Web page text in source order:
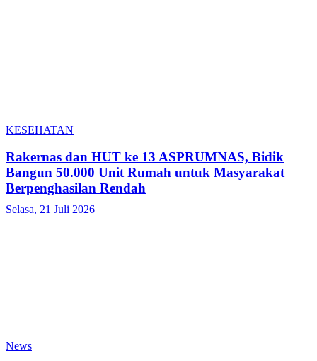
KESEHATAN
Rakernas dan HUT ke 13 ASPRUMNAS, Bidik
Bangun 50.000 Unit Rumah untuk Masyarakat
Berpenghasilan Rendah
Selasa, 21 Juli 2026
News